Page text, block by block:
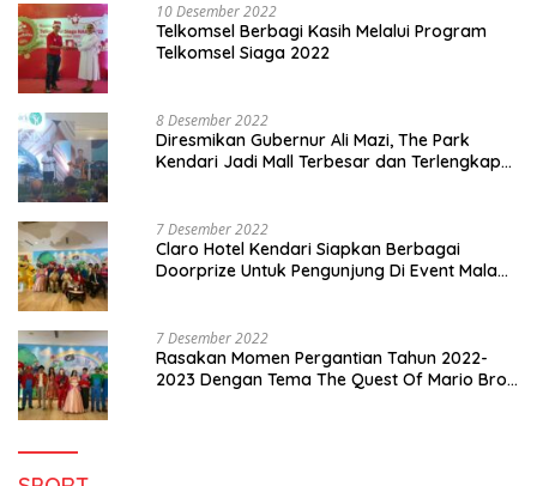
10 Desember 2022
Telkomsel Berbagi Kasih Melalui Program
Telkomsel Siaga 2022
8 Desember 2022
Diresmikan Gubernur Ali Mazi, The Park
Kendari Jadi Mall Terbesar dan Terlengkap
7 Desember 2022
Claro Hotel Kendari Siapkan Berbagai
Doorprize Untuk Pengunjung Di Event Malam
7 Desember 2022
Rasakan Momen Pergantian Tahun 2022-
2023 Dengan Tema The Quest Of Mario Bros